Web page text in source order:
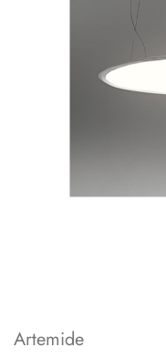
Artemide